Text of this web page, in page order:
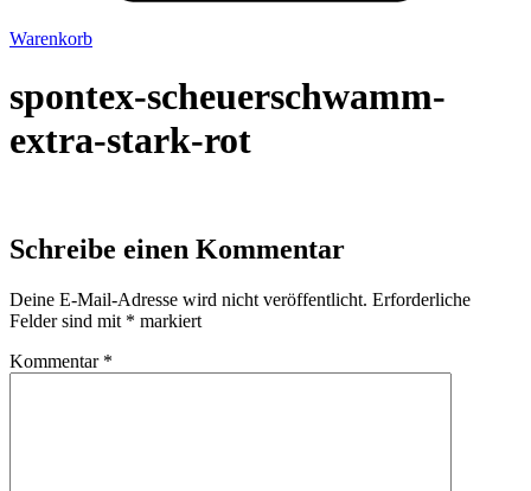
Warenkorb
spontex-scheuerschwamm-
extra-stark-rot
Schreibe einen Kommentar
Deine E-Mail-Adresse wird nicht veröffentlicht. Erforderliche
Felder sind mit * markiert
Kommentar *